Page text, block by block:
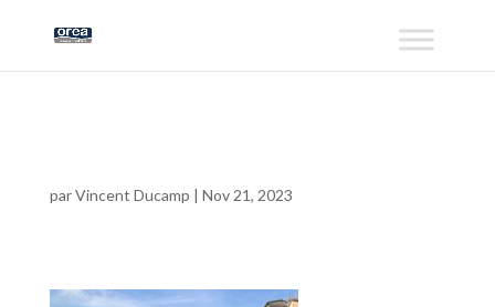
parVincent Ducamp | Nov 21, 2023